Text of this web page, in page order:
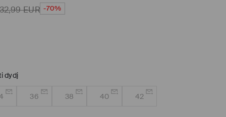
32,99EUR -70%
dydį
36 38 40 42